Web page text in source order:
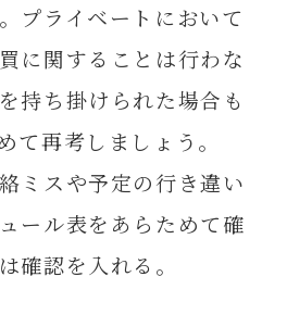
プライベートにおいて
に関することは行わな
持ち掛けられた場合も
て再考しましょう。
ミスや予定の行き違い
ール表をあらためて確
確認を入れる。